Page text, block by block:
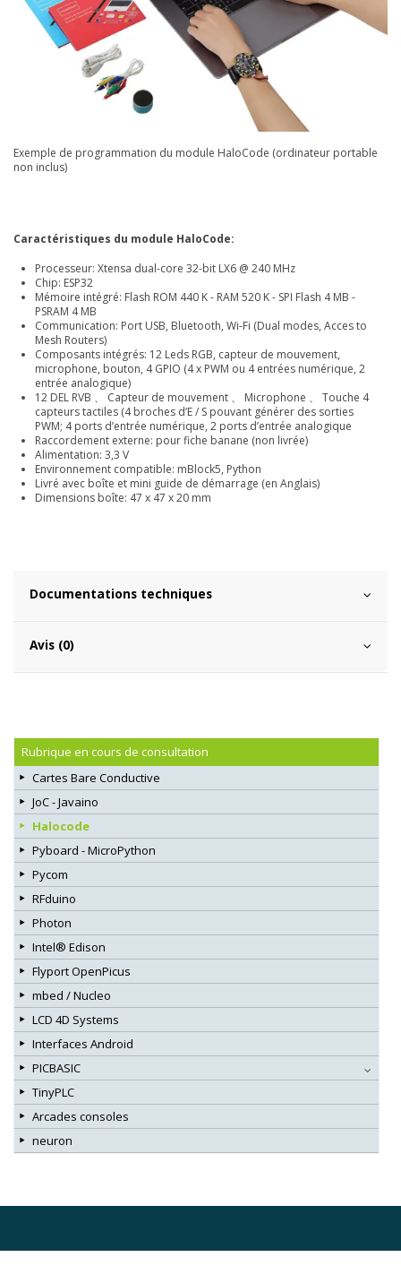
Exemple de programmation du module HaloCode (ordinateur portable
non inclus)
Caractéristiques du module HaloCode:
Processeur: Xtensa dual-core 32-bit LX6 @ 240 MHz
Chip: ESP32
Mémoire intégré: Flash ROM 440 K - RAM 520 K - SPI Flash 4 MB -
PSRAM 4 MB
Communication: Port USB, Bluetooth, Wi-Fi (Dual modes, Acces to
Mesh Routers)
Composants intégrés: 12 Leds RGB, capteur de mouvement,
microphone, bouton, 4 GPIO (4 x PWM ou 4 entrées numérique, 2
entrée analogique)
12 DEL RVB 、 Capteur de mouvement 、 Microphone 、 Touche 4
capteurs tactiles (4 broches d’E / S pouvant générer des sorties
PWM; 4 ports d’entrée numérique, 2 ports d’entrée analogique
Raccordement externe: pour fiche banane (non livrée)
Alimentation: 3,3 V
Environnement compatible: mBlock5, Python
Livré avec boîte et mini guide de démarrage (en Anglais)
Dimensions boîte: 47 x 47 x 20 mm
Documentations techniques
Avis (0)
Rubrique en cours de consultation
Cartes Bare Conductive
JoC - Javaino
Halocode
Pyboard - MicroPython
Pycom
RFduino
Photon
Intel® Edison
Flyport OpenPicus
mbed / Nucleo
LCD 4D Systems
Interfaces Android
PICBASIC
TinyPLC
Arcades consoles
neuron